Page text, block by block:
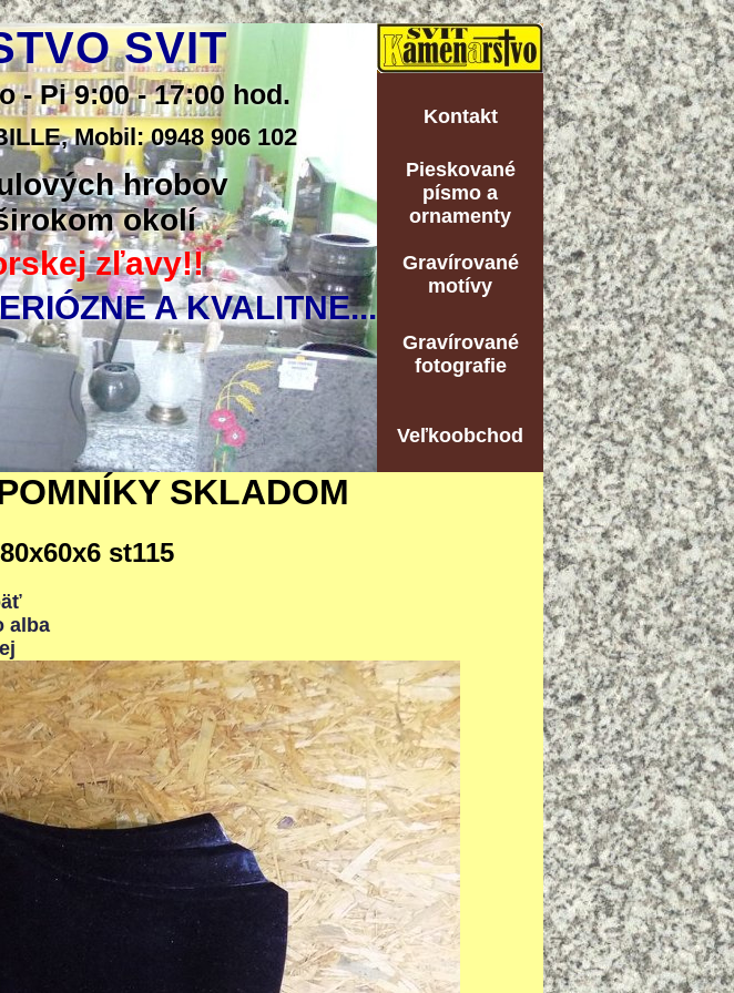
SVIT
- Pi 9:00 - 17:00 hod.
Mobil: 0948 906 102
hrobov
okolí
zľavy!!
A KVALITNE...
Kontakt
Pieskované
písmo a
ornamenty
Gravírované
motívy
Gravírované
fotografie
Veľkoobchod
SKLADOM
st115
alba